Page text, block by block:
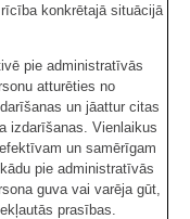
konkrētajā situācijā
pie administratīvās
atturēties no
un jāattur citas
izdarīšanas. Vienlaikus
un samērīgam
pie administratīvās
guva vai varēja gūt,
prasības.